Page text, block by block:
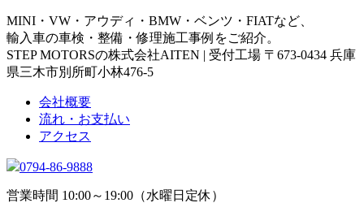
MINI・VW・アウディ・BMW・ベンツ・FIATなど、
輸入車の車検・整備・修理施工事例をご紹介。
STEP MOTORSの株式会社AITEN | 受付工場 〒673-0434 兵庫
県三木市別所町小林476-5
会社概要
流れ・お支払い
アクセス
0794-86-9888
営業時間 10:00～19:00（水曜日定休）